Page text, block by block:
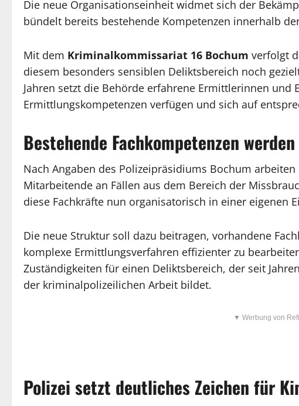
Die neue Organisationseinheit widmet sich der
bündelt bereits bestehende Kompetenzen innerhalb
Mit dem Kriminalkommissariat 16 Bochum verfolgt
diesem besonders sensiblen Deliktsbereich noch
Jahren setzt die Behörde erfahrene Ermittlerinnen
Ermittlungskompetenzen verfügen und sich auf
Bestehende Fachkompetenzen
Nach Angaben des Polizeipräsidiums Bochum
Mitarbeitende an Fällen aus dem Bereich der
diese Fachkräfte nun organisatorisch in einer eigenen
Die neue Struktur soll dazu beitragen, vorhandene
komplexe Ermittlungsverfahren effizienter zu
Zuständigkeiten für einen Deliktsbereich, der seit
der kriminalpolizeilichen Arbeit bildet.
▼ Werbung von
Polizei setzt deutliches Zeichen für